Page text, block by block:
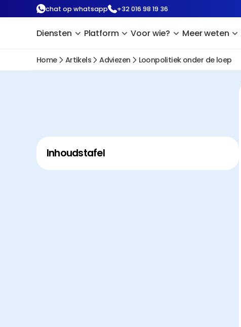
chat op whatsapp +32 016 98 19 36
Diensten Platform Voor wie? Meer weten
Home Artikels Adviezen Loonpolitiek onder de loep
Inhoudstafel